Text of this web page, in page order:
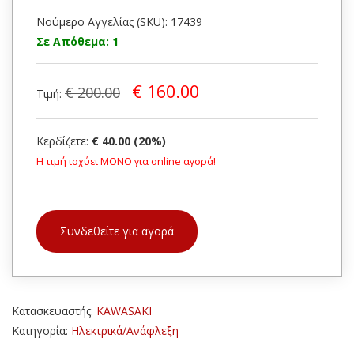
Νούμερο Αγγελίας (SKU): 17439
Σε Απόθεμα: 1
Τιμή: € 200.00 € 160.00
Κερδίζετε: € 40.00 (20%)
Η τιμή ισχύει ΜΟΝΟ για online αγορά!
Συνδεθείτε για αγορά
Κατασκευαστής: KAWASAKI
Κατηγορία: Ηλεκτρικά/Ανάφλεξη